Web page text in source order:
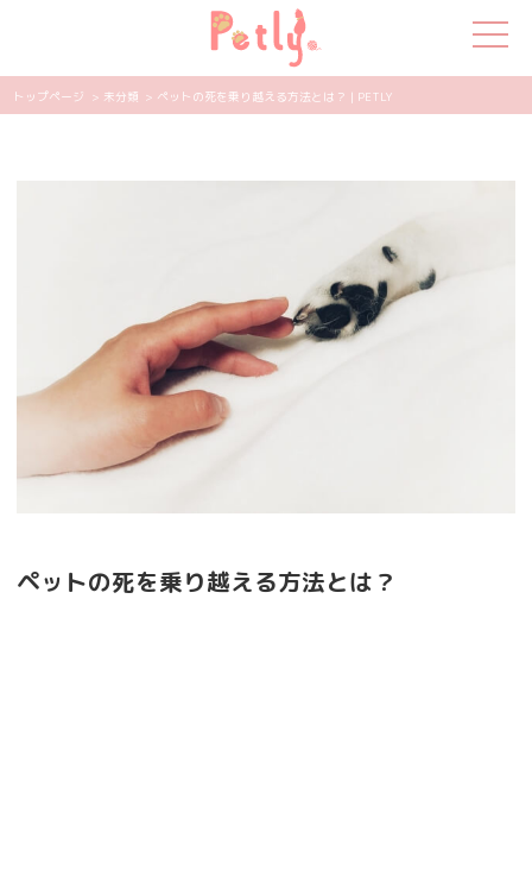
飼い主さんの悩み
ペットの気持ち
トップページ > 未分類 > ペットの死を乗り越える方法とは？ | PETLY
ペットの死を乗り越える方法とは？